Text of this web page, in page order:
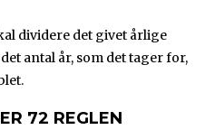
dividere det givet årlige
antal år, som det tager for,
72 REGLEN